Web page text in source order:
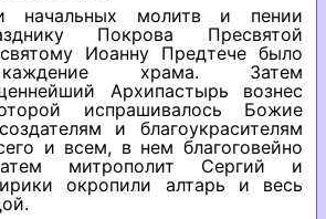
начальных молитв и пении
Покрова Пресвятой
Иоанну Предтече было
храма. Затем
Архипастырь вознес
испрашивалось Божие
и благоукрасителям
и всем, в нем благоговейно
митрополит Сергий и
окропили алтарь и весь